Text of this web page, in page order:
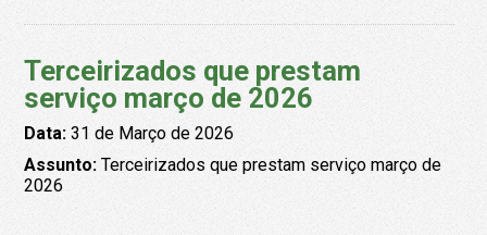
Terceirizados que prestam
serviço março de 2026
Data:31 de Março de 2026
Assunto:Terceirizados que prestam serviço março de
2026